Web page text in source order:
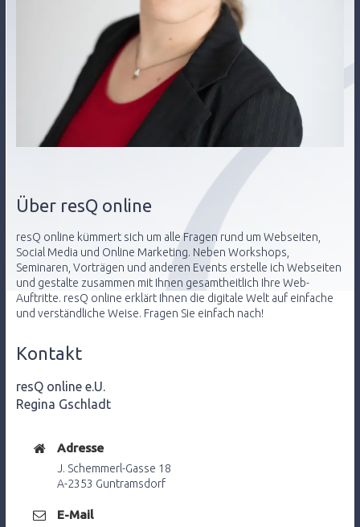
Über resQ online
resQ online kümmert sich um alle Fragen rund um Webseiten,
Social Media und Online Marketing. Neben Workshops,
Seminaren, Vorträgen und anderen Events erstelle ich Webseiten
und gestalte zusammen mit Ihnen gesamtheitlich Ihre Web-
Auftritte. resQ online erklärt Ihnen die digitale Welt auf einfache
und verständliche Weise. Fragen Sie einfach nach!
Kontakt
resQ online e.U.
Regina Gschladt
Adresse
J. Schemmerl-Gasse 18
A-2353 Guntramsdorf
E-Mail